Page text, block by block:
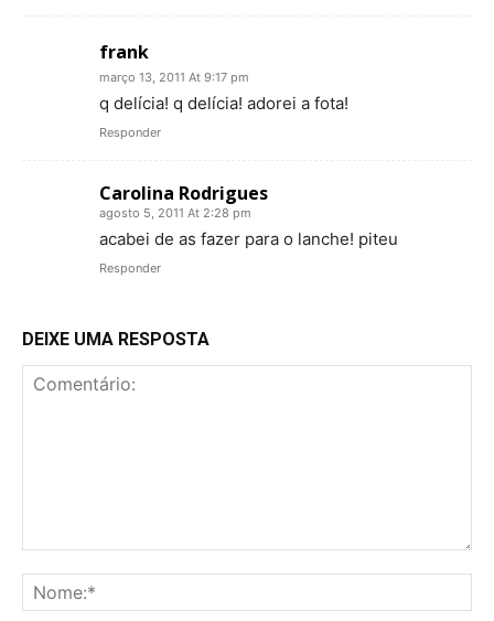
frank
março 13, 2011 At 9:17 pm
q delícia! q delícia! adorei a fota!
Responder
Carolina Rodrigues
agosto 5, 2011 At 2:28 pm
acabei de as fazer para o lanche! piteu
Responder
DEIXE UMA RESPOSTA